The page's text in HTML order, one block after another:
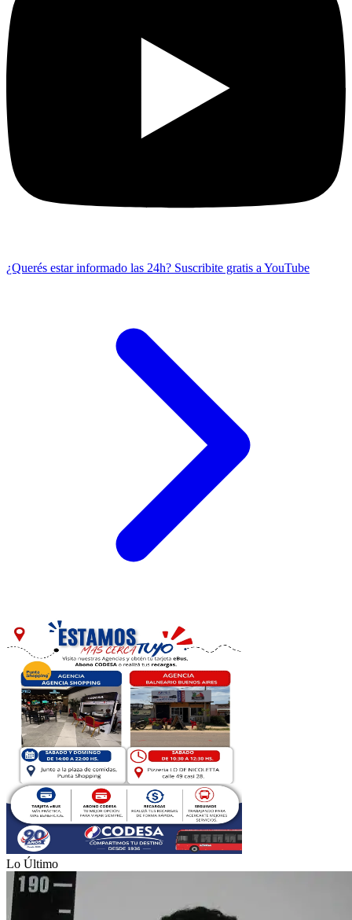
¿Querés estar informado las 24h? Suscribite gratis a YouTube
Lo Último